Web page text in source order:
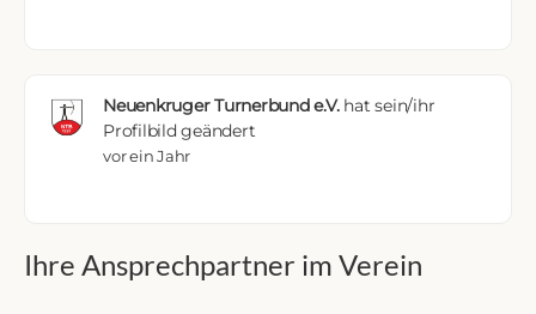
Neuenkruger Turnerbund e.V.hat sein/ihr
Profilbild geändert
vor ein Jahr
Ihre Ansprechpartner im Verein